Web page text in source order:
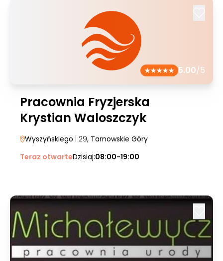
5.00/5
Pracownia Fryzjerska
Krystian Waloszczyk
Wyszyńskiego | 29, Tarnowskie Góry
Teraz otwarteDzisiaj:08:00-19:00